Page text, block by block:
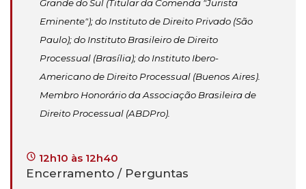
Grande do Sul (Titular da Comenda "Jurista
Eminente"); do Instituto de Direito Privado (São
Paulo); do Instituto Brasileiro de Direito
Processual (Brasília); do Instituto Ibero-
Americano de Direito Processual (Buenos Aires).
Membro Honorário da Associação Brasileira de
Direito Processual (ABDPro).
12h10 às 12h40
Encerramento / Perguntas